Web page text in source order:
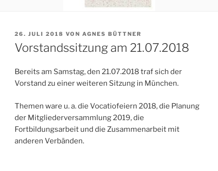
VERÖFFENTLICHT
AM
26. JULI 2018 VON AGNES BÜTTNER
Vorstandssitzung am 21.07.2018
Bereits am Samstag, den 21.07.2018 traf sich der
Vorstand zu einer weiteren Sitzung in München.
Themen ware u. a. die Vocatiofeiern 2018, die Planung
der Mitgliederversammlung 2019, die
Fortbildungsarbeit und die Zusammenarbeit mit
anderen Verbänden.